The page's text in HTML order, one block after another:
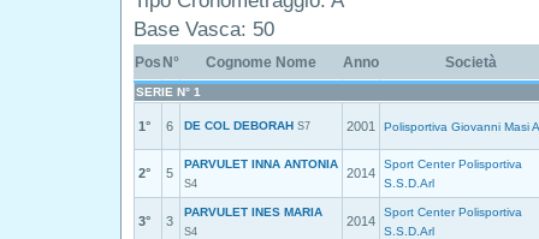
Base Vasca: 50
Pos N° Cognome Nome Anno Società
SERIE N° 1
1° 6 DE COL DEBORAH S7 2001 Polisportiva Giovanni Masi
2° 5
PARVULET INNA ANTONIA
S4
2014
Sport Center Polisportiva
S.S.D.Arl
3° 3
PARVULET INES MARIA
S4
2014
Sport Center Polisportiva
S.S.D.Arl